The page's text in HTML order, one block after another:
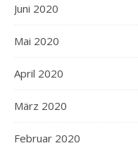
Juni 2020
Mai 2020
April 2020
März 2020
Februar 2020